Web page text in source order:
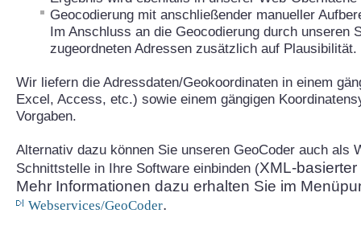
Geocodierung mit anschließender manueller
Im Anschluss an die Geocodierung durch unseren
zugeordneten Adressen zusätzlich auf Plausibilität.
Wir liefern die Adressdaten/Geokoordinaten in einem
Excel, Access, etc.) sowie einem gängigen
Vorgaben.
Alternativ dazu können Sie unseren GeoCoder auch als
Schnittstelle in Ihre Software einbinden (XML-
Mehr Informationen dazu erhalten Sie im
Webservices/GeoCoder.